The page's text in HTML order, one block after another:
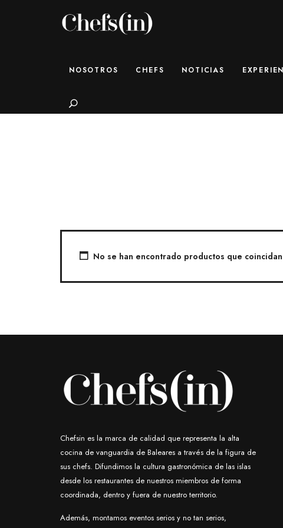
NOSOTROS CHEFS NOTICIAS
No se han encontrado productos que
Chefsin es la marca de calidad que representa la alta
cocina de vanguardia de Baleares a través de la figura de
sus chefs. Difundimos la cultura gastronómica de las islas
desde los restaurantes de nuestros miembros de forma
coordinada, dentro y fuera de nuestro territorio.
Además, montamos eventos serios y no tan serios,